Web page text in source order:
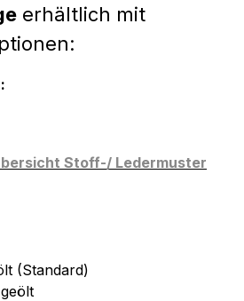
erhältlich mit
Stoff-/ Ledermuster
(Standard)